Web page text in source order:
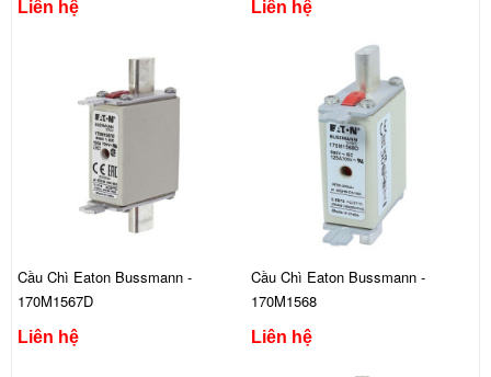
Liên hệ Liên hệ
Cầu Chì Eaton Bussmann -
170M1567D
Liên hệ
Cầu Chì Eaton Bussmann -
170M1568
Liên hệ